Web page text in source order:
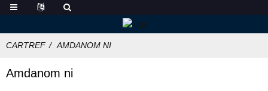
CARTREF AMDANOM NI
Amdanom ni